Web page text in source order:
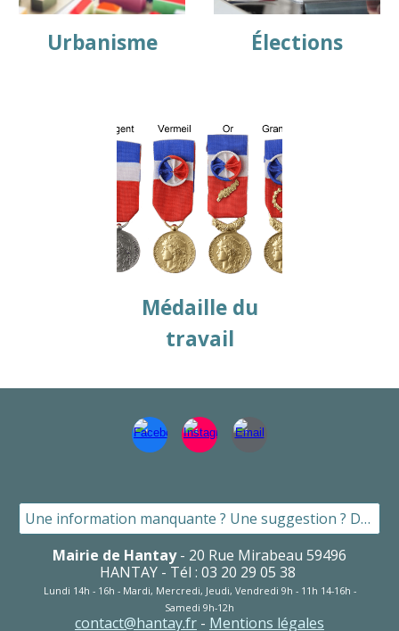
Urbanisme Élections
Médaille du
travail
Une information manquante ? Une suggestion ? Dites le nous ici !
Mairie de Hantay- 20 Rue Mirabeau 59496
HANTAY - Tél : 03 20 29 05 38
Lundi 14h - 1 6h - Mardi, Mercredi, Jeudi, Vendredi 9h - 1 1 h 14-1 6h -
Samedi 9h-12h
contact@hantay.fr - Mentions légales